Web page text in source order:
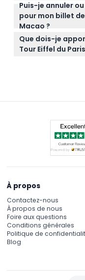
Vous profiterez
sur Macao
pourrez assister
de la Tour Eiffel
minuit.
Puis-je annuler
pour mon billet
Macao ?
Les billets sont
pas être annulés,
Que dois-je
Tour Eiffel du
À propos
Contactez-nous
À propos de nous
Foire aux questions
Conditions générales
Politique de
Blog